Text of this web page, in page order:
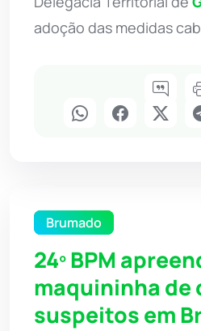
adoção das medidas
Brumado
24º BPM
maquininha de
suspeitos em